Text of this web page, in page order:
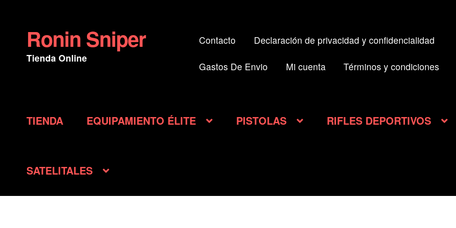
Ir
a
la
Ir
al
contenido
Ronin Sniper
Tienda Online
Contacto Declaración de privacidad y confidencialidad
Gastos De Envio Mi cuenta Términos y condiciones
TIENDA EQUIPAMIENTO ÉLITE PISTOLAS RIFLES DEPORTIVOS
SATELITALES